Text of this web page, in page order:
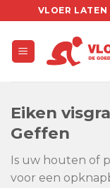
to
content
VLOER LATEN
Eiken
Geffen
Is uw houten of
voor een